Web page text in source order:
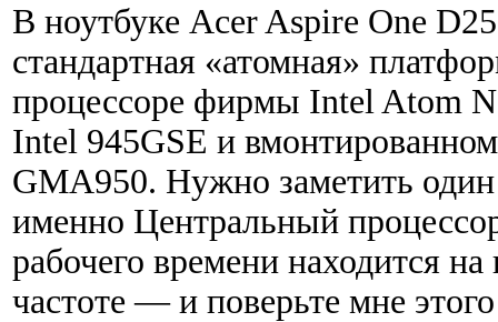
В ноутбуке Acer Aspire One
стандартная «атомная»
процессоре фирмы Intel Atom
Intel 945GSE и
GMA950. Нужно заметить
именно Центральный
рабочего времени находится
частоте — и поверьте мне